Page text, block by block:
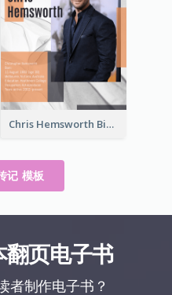
Chris Hemsworth Biography
记 模板
页电子书
者制作电子书？